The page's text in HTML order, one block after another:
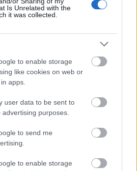
Is Unrelated with the
it was collected.
to enable storage
like cookies on web or
apps.
user data to be sent to
purposes.
to send me
to enable storage
Bartra, Sidnei, Álex Moreno
Guido Rodríguez,
Tello (Rodri) – Loren (Sanabria).
(lesión muscular), Mandi
tras la mala racha de resultados
Rodri, Miranda, Loren o Carvalho
de inicio. Mandi sigue de